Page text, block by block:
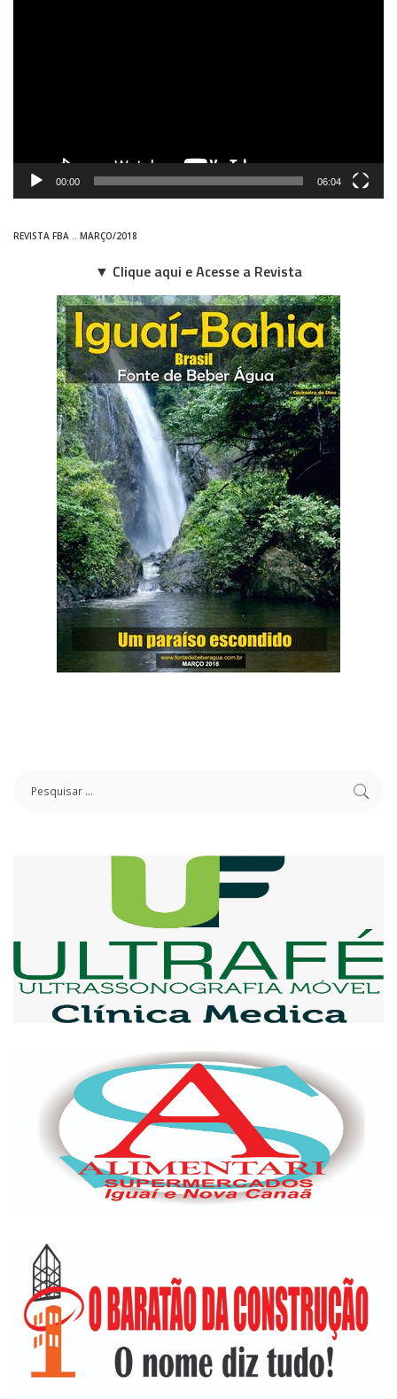
00:00 06:04
REVISTA FBA .. MARÇO/2018
▼ Clique aqui e Acesse a Revista